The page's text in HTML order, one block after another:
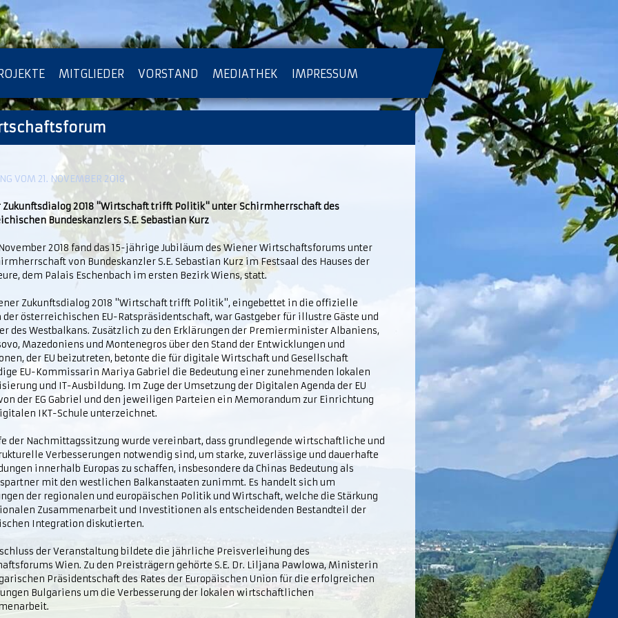
MITGLIEDER VORSTAND MEDIATHEK IMPRESSUM
ARCHIV
VOM 21. NOVEMBER 2018
Zukunftsdialog 2018 "Wirtschaft trifft Politik" unter Schirmherrschaft des
Bundeskanzlers S.E. Sebastian Kurz
2018 fand das 15-jährige Jubiläum des Wiener Wirtschaftsforums unter
von Bundeskanzler S.E. Sebastian Kurz im Festsaal des Hauses der
dem Palais Eschenbach im ersten Bezirk Wiens, statt.
Zukunftsdialog 2018 "Wirtschaft trifft Politik", eingebettet in die offizielle
der österreichischen EU-Ratspräsidentschaft, war Gastgeber für illustre Gäste und
des Westbalkans. Zusätzlich zu den Erklärungen der Premierminister Albaniens,
Mazedoniens und Montenegros über den Stand der Entwicklungen und
der EU beizutreten, betonte die für digitale Wirtschaft und Gesellschaft
EU-Kommissarin Mariya Gabriel die Bedeutung einer zunehmenden lokalen
und IT-Ausbildung. Im Zuge der Umsetzung der Digitalen Agenda der EU
der EG Gabriel und den jeweiligen Parteien ein Memorandum zur Einrichtung
IKT-Schule unterzeichnet.
der Nachmittagssitzung wurde vereinbart, dass grundlegende wirtschaftliche und
Verbesserungen notwendig sind, um starke, zuverlässige und dauerhafte
innerhalb Europas zu schaffen, insbesondere da Chinas Bedeutung als
mit den westlichen Balkanstaaten zunimmt. Es handelt sich um
der regionalen und europäischen Politik und Wirtschaft, welche die Stärkung
Zusammenarbeit und Investitionen als entscheidenden Bestandteil der
Integration diskutierten.
der Veranstaltung bildete die jährliche Preisverleihung des
Wien. Zu den Preisträgern gehörte S.E. Dr. Liljana Pawlowa, Ministerin
Präsidentschaft des Rates der Europäischen Union für die erfolgreichen
Bulgariens um die Verbesserung der lokalen wirtschaftlichen